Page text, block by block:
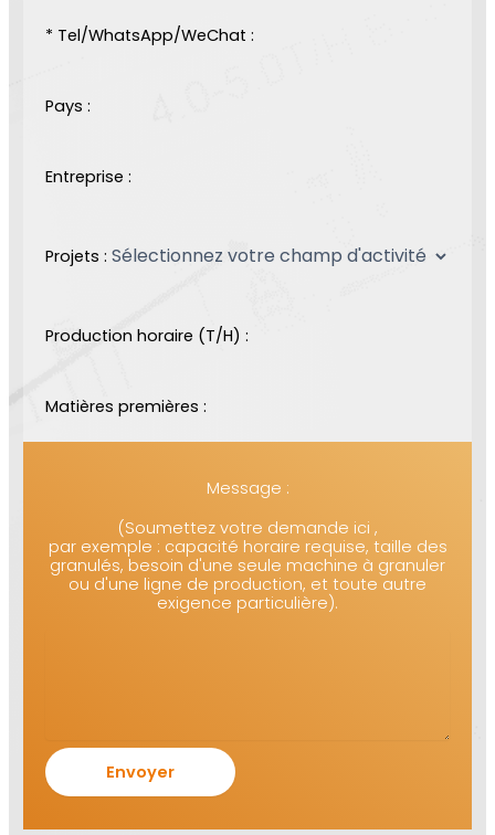
* Tel/WhatsApp/WeChat :
Pays :
Entreprise :
Projets :
Production horaire (T/H) :
Matières premières :
Message :
(Soumettez votre demande ici ,
par exemple : capacité horaire requise, taille des
granulés, besoin d'une seule machine à granuler
ou d'une ligne de production, et toute autre
exigence particulière).